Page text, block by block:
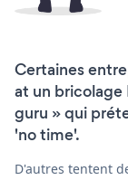
Certaines
at un
guru » qui
'no time'.
D'autres tentent